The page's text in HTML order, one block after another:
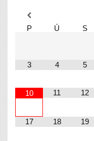
P
Ú S
3 4 5
10 11 12
17 18 19